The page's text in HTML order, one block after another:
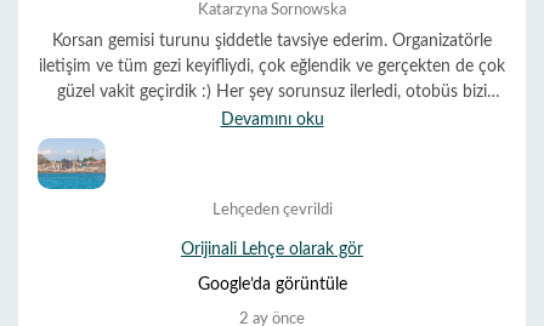
Katarzyna Sornowska
Korsan gemisi turunu şiddetle tavsiye ederim. Organizatörle
iletişim ve tüm gezi keyifliydi, çok eğlendik ve gerçekten de çok
güzel vakit geçirdik :) Her şey sorunsuz ilerledi, otobüs bizi
otelimizden aldı ve organizatörle WhatsApp üzerinden iletişime
Devamını oku
Lehçeden çevrildi
Orijinali Lehçe olarak gör
Google’da görüntüle
2 ay önce